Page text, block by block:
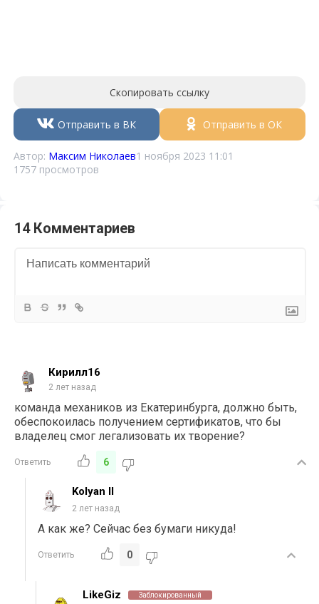
Скопировать ссылку
Отправить в ВК Отправить в ОК
Автор: Максим Николаев1 ноября 2023 11:01
1757 просмотров
14 Комментариев
Кирилл16
2 лет назад
команда механиков из Екатеринбурга, должно быть,
обеспокоилась получением сертификатов, что бы
владелец смог легализовать их творение?
Ответить 6
Kolyan II
2 лет назад
А как же? Сейчас без бумаги никуда!
Ответить 0
LikeGiz Заблокированный